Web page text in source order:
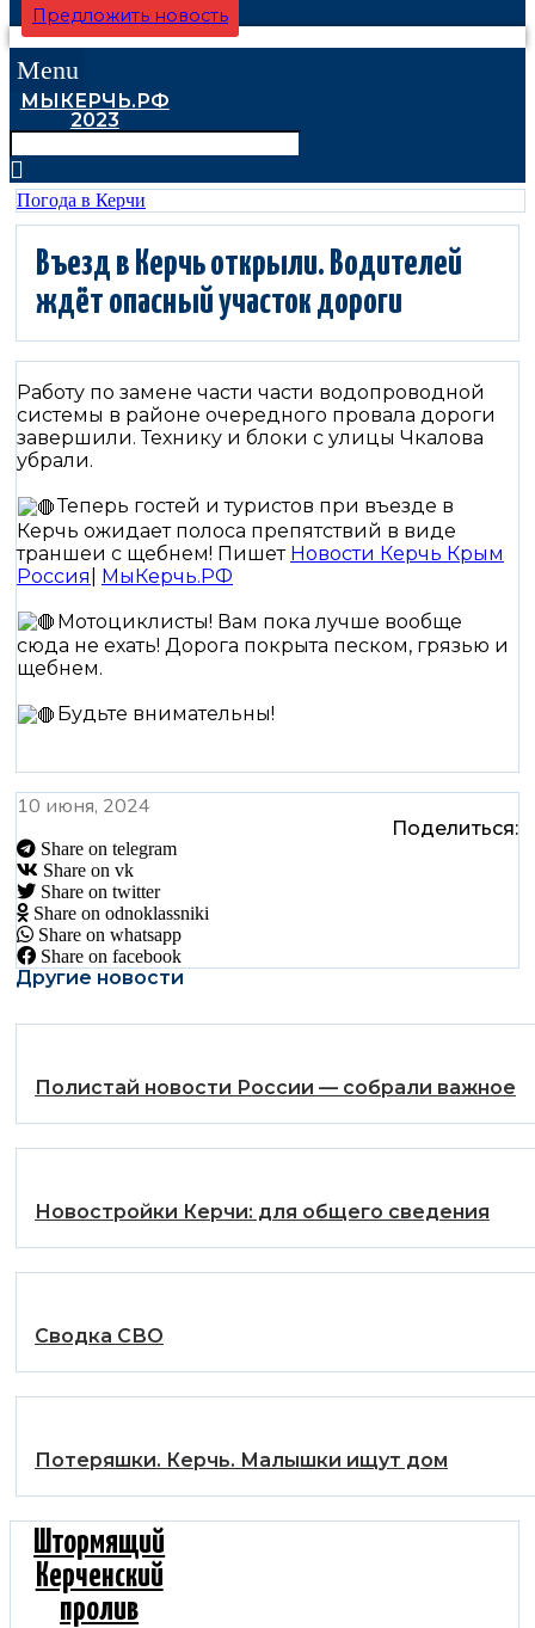
Предложить новость
Menu
МЫКЕРЧЬ.РФ
2023
Погода в Керчи
Въезд в Керчь открыли. Водителей
ждёт опасный участок дороги
Работу по замене части части водопроводной
системы в районе очередного провала дороги
завершили. Технику и блоки с улицы Чкалова
убрали.
Теперь гостей и туристов при въезде в
Керчь ожидает полоса препятствий в виде
траншеи с щебнем! Пишет Новости Керчь Крым
Россия
МыКерчь.РФ
Мотоциклисты! Вам пока лучше вообще
сюда не ехать! Дорога покрыта песком, грязью и
щебнем.
Будьте внимательны!
10 июня, 2024
Поделиться:
Share on telegram
Share on vk
Share on twitter
Share on odnoklassniki
Share on whatsapp
Share on facebook
Другие новости
Полистай новости России — собрали важное
Новостройки Керчи: для общего сведения
Сводка СВО
Потеряшки. Керчь. Малышки ищут дом
Штормящий
Керченский
пролив